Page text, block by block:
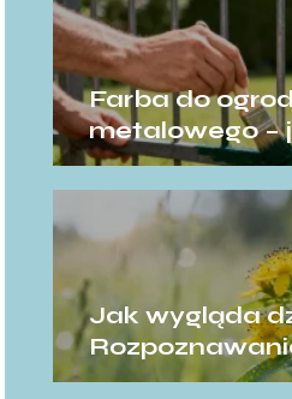
Farba do
metalowego –
jak malować?
Jak wygląda